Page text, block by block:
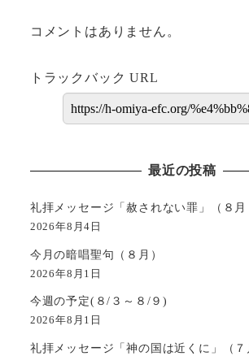
コメントはありません。
トラックバック URL
最近の投稿
礼拝メッセージ「赦されない罪」（８月
2026年8月4日
今月の暗唱聖句（８月）
2026年8月1日
今週の予定(８/３～８/９)
2026年8月1日
礼拝メッセージ「神の国は近くに」（７